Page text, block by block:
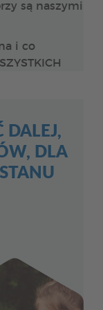
są naszymi
i co
DALEJ,
DLA